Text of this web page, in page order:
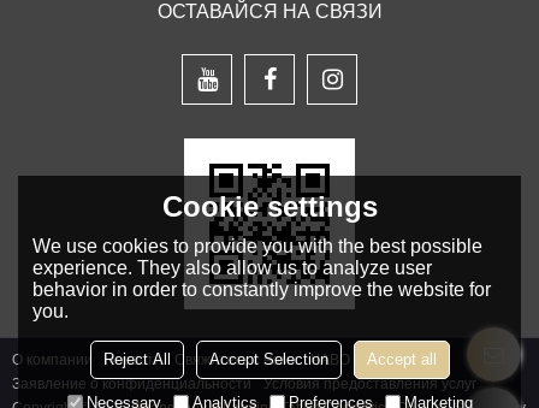
ОСТАВАЙСЯ НА СВЯЗИ
О компании Новости Свяжитесь с нами
ЧАВО
Заявление о конфиденциальности
Условия предоставления услуг
Cookie settings
We use cookies to provide you with the best possible
experience. They also allow us to analyze user
behavior in order to constantly improve the website for
you.
Reject All Accept Selection Accept all
Necessary Analytics Preferences Marketing